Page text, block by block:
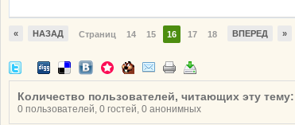
« НАЗАД Страниц 14 15 16 17 18 ВПЕРЕД »
Количество пользователей, читающих эту
0 пользователей, 0 гостей, 0 анонимных